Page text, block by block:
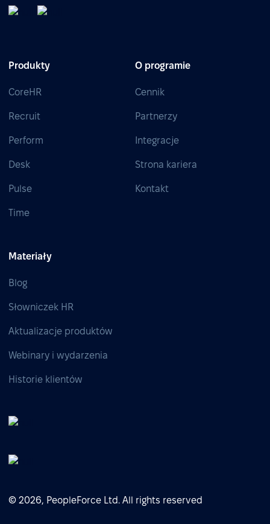
Produkty
CoreHR
Recruit
Perform
Desk
Pulse
Time
O programie
Cennik
Partnerzy
Integracje
Strona kariera
Kontakt
Materiały
Blog
Słowniczek HR
Aktualizacje produktów
Webinary i wydarzenia
Historie klientów
© 2026, PeopleForce Ltd. All rights reserved